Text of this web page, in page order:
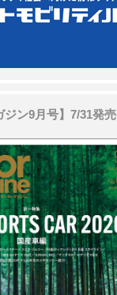
ジン9月号】7/31発売